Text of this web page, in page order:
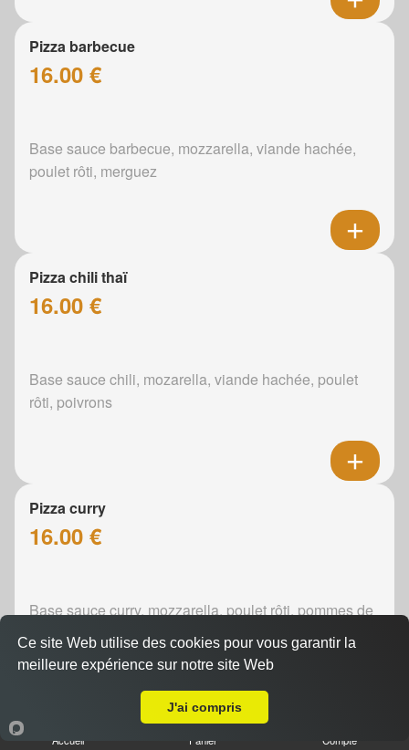
Pizza barbecue
16.00 €
Base sauce barbecue, mozzarella, viande hachée,
poulet rôti, merguez
Pizza chili thaï
16.00 €
Base sauce chili, mozarella, viande hachée, poulet
rôti, poivrons
Pizza curry
16.00 €
Base sauce curry, mozzarella, poulet rôti, pommes de
terre, poivrons, oignons
Pizza boursin
Accueil Panier Compte
Ce site Web utilise des cookies pour vous garantir la
meilleure expérience sur notre site Web
J'ai compris